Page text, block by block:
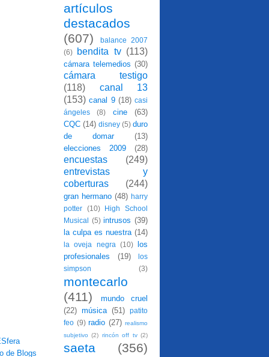
artículos
destacados
(607)
balance 2007
(6)
bendita tv (113)
cámara telemedios (30)
cámara testigo
(118)
canal 13
(153) canal 9 (18) casi
ángeles
(8) cine
(63)
CQC (14) disney (5) duro
de domar
(13)
elecciones 2009
(28)
encuestas
(249)
entrevistas y
coberturas
(244)
gran hermano (48) harry
potter
(10)
High School
Musical (5) intrusos (39)
la culpa es nuestra (14)
la oveja negra (10)
los
profesionales
(19)
los
simpson
(3)
montecarlo
(411)
mundo cruel
(22) música (51)
patito
feo (9) radio (27) realismo
subjetivo (2) rincón off tv (2)
saeta (356)